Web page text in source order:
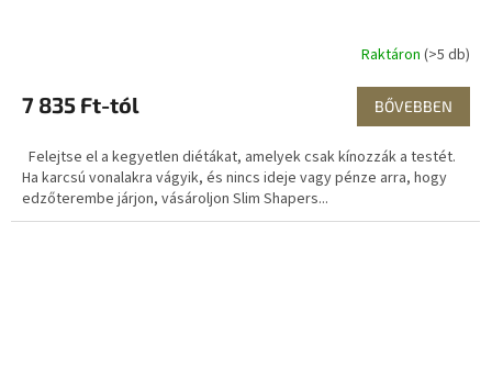
Raktáron (>5 db)
7 835 Ft-tól BŐVEBBEN
Felejtse el a kegyetlen diétákat, amelyek csak kínozzák a testét.
Ha karcsú vonalakra vágyik, és nincs ideje vagy pénze arra, hogy
edzőterembe járjon, vásároljon Slim Shapers...